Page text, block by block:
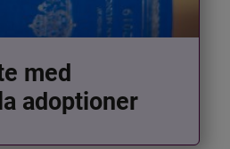
med
adoptioner